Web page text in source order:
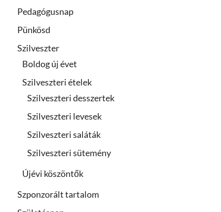
Pedagógusnap
Pünkösd
Szilveszter
Boldog új évet
Szilveszteri ételek
Szilveszteri desszertek
Szilveszteri levesek
Szilveszteri saláták
Szilveszteri sütemény
Újévi köszöntők
Szponzorált tartalom